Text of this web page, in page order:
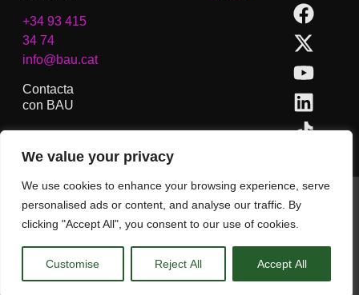
We value your privacy
We use cookies to enhance your browsing experience, serve
personalised ads or content, and analyse our traffic. By
clicking "Accept All", you consent to our use of cookies.
Customise Reject All Accept All
+34 93 415
34 74
info@bau.cat
Contacta
con BAU
BAU, Centro Universitario de Artes y Diseño de Barcelona.
Copyright © Todos los derechos reservados.
Aviso Legal
ES EN